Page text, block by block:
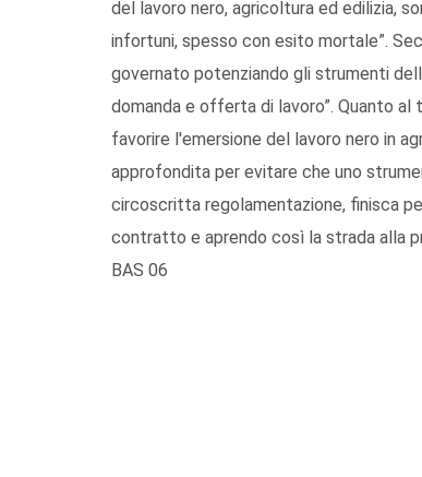
del lavoro nero, agricoltura ed edilizia,
infortuni, spesso con esito mortale”.
governato potenziando gli strumenti
domanda e offerta di lavoro”. Quanto
favorire l'emersione del lavoro nero in
approfondita per evitare che uno
circoscritta regolamentazione, finisca
contratto e aprendo così la strada alla
BAS 06